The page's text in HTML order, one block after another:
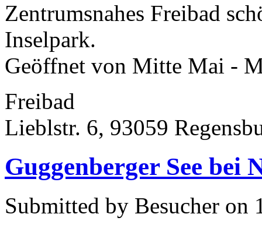
Zentrumsnahes Freibad
Inselpark.
Geöffnet von Mitte Mai -
Freibad
Lieblstr. 6, 93059
Guggenberger See bei
Submitted by Besucher on